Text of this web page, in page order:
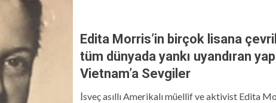
Edita Morris’in birçok lisana
tüm dünyada yankı uyandıran
Vietnam’a Sevgiler
İsveç asıllı Amerikalı müellif ve aktivist Edita